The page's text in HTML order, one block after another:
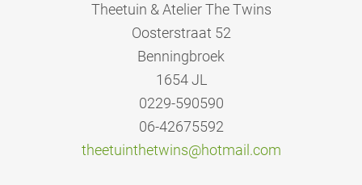
Theetuin & Atelier The Twins
Oosterstraat 52
Benningbroek
1654 JL
0229-590590
06-42675592
theetuinthetwins@hotmail .com